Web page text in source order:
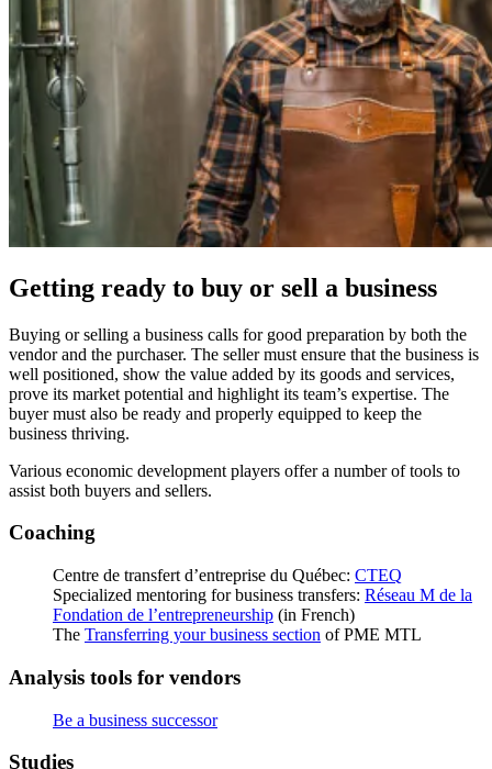
Getting ready to buy or sell a business
Buying or selling a business calls for good preparation by both the
vendor and the purchaser. The seller must ensure that the business is
well positioned, show the value added by its goods and services,
prove its market potential and highlight its team’s expertise. The
buyer must also be ready and properly equipped to keep the
business thriving.
Various economic development players offer a number of tools to
assist both buyers and sellers.
Coaching
Centre de transfert d’entreprise du Québec: CTEQ
Specialized mentoring for business transfers: Réseau M de la
Fondation de l’entrepreneurship (in French)
The Transferring your business section of PME MTL
Analysis tools for vendors
Be a business successor
Studies